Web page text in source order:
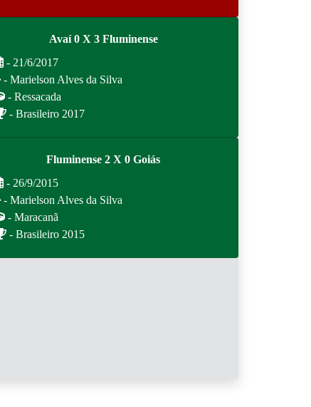
Avaí 0 X 3 Fluminense
- 21/6/2017
- Marielson Alves da Silva
- Ressacada
- Brasileiro 2017
Fluminense 2 X 0 Goiás
- 26/9/2015
- Marielson Alves da Silva
- Maracanã
- Brasileiro 2015